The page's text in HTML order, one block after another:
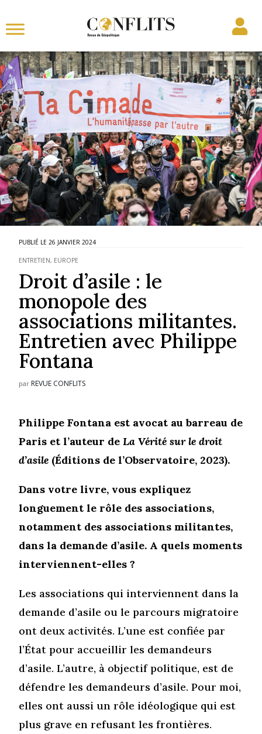
26 JANVIER 2024
ENTRETIEN, EUROPE
Droit d’asile : le
monopole des
associations militantes.
Entretien avec Philippe
Fontana
par REVUE CONFLITS
Philippe Fontana est avocat au barreau de
Paris et l’auteur deLa Vérité sur le droit
d’asile (Éditions de l’Observatoire, 2023).
Dans votre livre, vous expliquez
longuement le rôle des associations,
notamment des associations militantes,
dans la demande d’asile. A quels moments
interviennent-elles ?
Les associations qui interviennent dans la
demande d’asile ou le parcours migratoire
ont deux activités. L’une est confiée par
l’État pour accueillir les demandeurs
d’asile. L’autre, à objectif politique, est de
défendre les demandeurs d’asile. Pour moi,
elles ont aussi un rôle idéologique qui est
plus grave en refusant les frontières.